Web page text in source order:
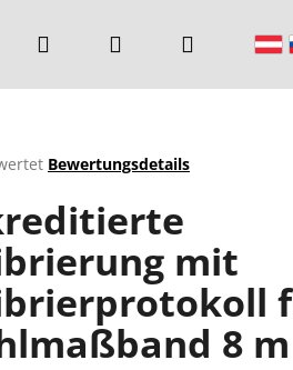
Suchen
Bewertungsdetails
mit
8 m